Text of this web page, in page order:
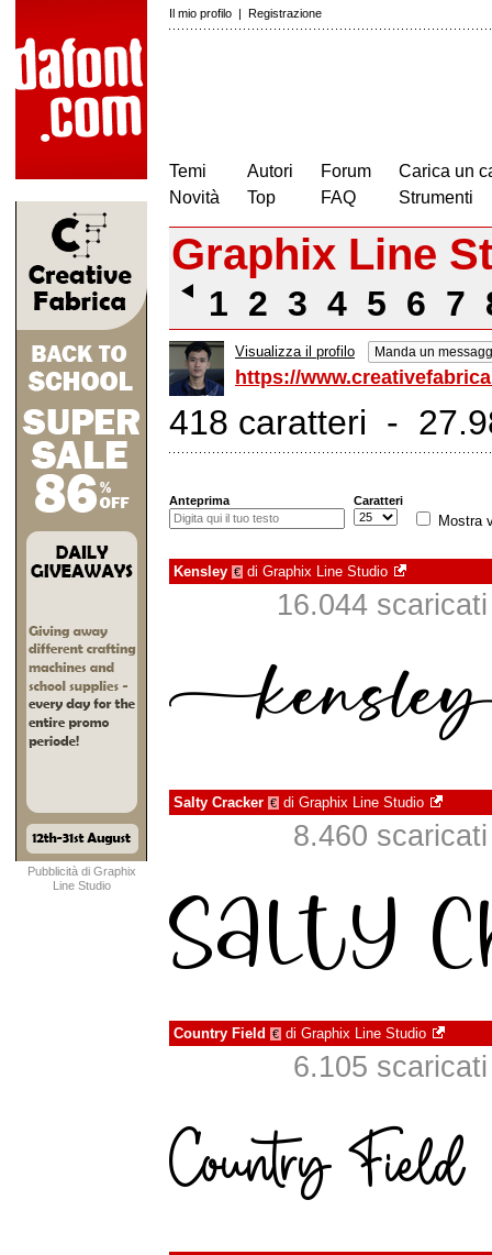
Il mio profilo | Registrazione
Temi
Novità
Autori
Top
Forum
FAQ
Carica un
Strumenti
Pubblicità di Graphix
Line Studio
Graphix Line
1 2 3 4 5 6 7
Visualizza il profilo Manda un
https://
418 caratteri -
Anteprima Caratteri
Mostra
Kensley € di Graphix Line Studio
16.044
Salty Cracker € di Graphix Line Studio
8.460
Country Field € di Graphix Line Studio
6.105